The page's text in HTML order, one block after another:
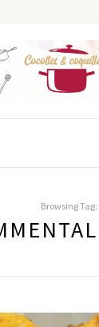
Browsing Tag: